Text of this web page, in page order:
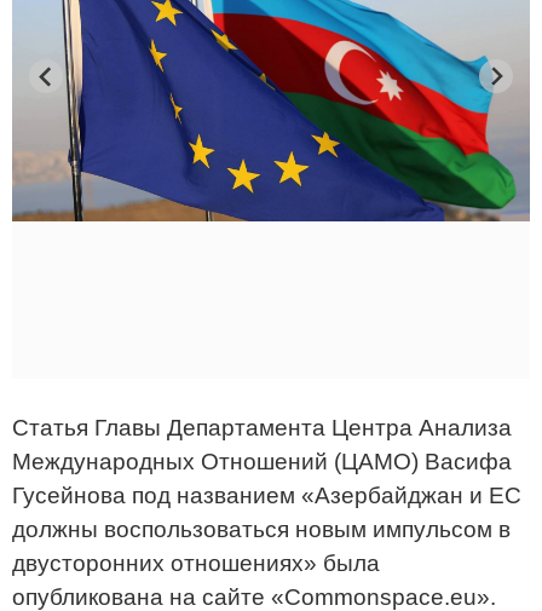
Статья Главы Департамента Центра Анализа
Международных Отношений (ЦАМО) Васифа
Гусейнова под названием «Азербайджан и ЕС
должны воспользоваться новым импульсом в
двусторонних отношениях» была
опубликована на сайте «Commonspace.eu».